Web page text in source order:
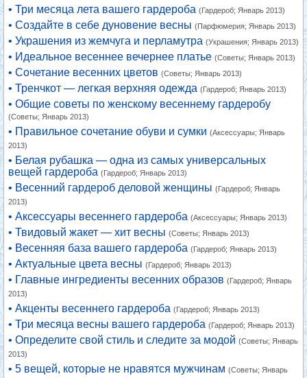
• Три месяца лета вашего гардероба (Гардероб; Январь 2013)
• Создайте в себе дуновение весны (Парфюмерия; Январь 2013)
• Украшения из жемчуга и перламутра (Украшения; Январь 2013)
• Идеальное весеннее вечернее платье (Советы; Январь 2013)
• Сочетание весенних цветов (Советы; Январь 2013)
• Тренчкот — легкая верхняя одежда (Гардероб; Январь 2013)
• Общие советы по женскому весеннему гардеробу
(Советы; Январь 2013)
• Правильное сочетание обуви и сумки (Аксессуары; Январь
2013)
• Белая рубашка — одна из самых универсальных
вещей гардероба (Гардероб; Январь 2013)
• Весенний гардероб деловой женщины (Гардероб; Январь
2013)
• Аксессуары весеннего гардероба (Аксессуары; Январь 2013)
• Твидовый жакет — хит весны (Советы; Январь 2013)
• Весенняя база вашего гардероба (Гардероб; Январь 2013)
• Актуальные цвета весны (Гардероб; Январь 2013)
• Главные ингредиенты весенних образов (Гардероб; Январь
2013)
• Акценты весеннего гардероба (Гардероб; Январь 2013)
• Три месяца весны вашего гардероба (Гардероб; Январь 2013)
• Определите свой стиль и следите за модой (Советы; Январь
2013)
• 5 вещей, которые не нравятся мужчинам (Советы; Январь